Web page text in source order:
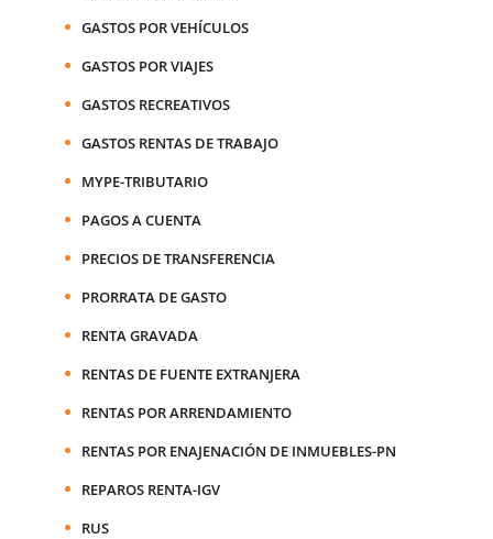
GASTOS POR VEHÍCULOS
GASTOS POR VIAJES
GASTOS RECREATIVOS
GASTOS RENTAS DE TRABAJO
MYPE-TRIBUTARIO
PAGOS A CUENTA
PRECIOS DE TRANSFERENCIA
PRORRATA DE GASTO
RENTA GRAVADA
RENTAS DE FUENTE EXTRANJERA
RENTAS POR ARRENDAMIENTO
RENTAS POR ENAJENACIÓN DE INMUEBLES-PN
REPAROS RENTA-IGV
RUS